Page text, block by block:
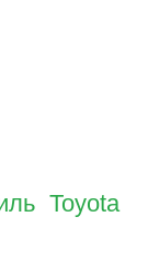
Toyota